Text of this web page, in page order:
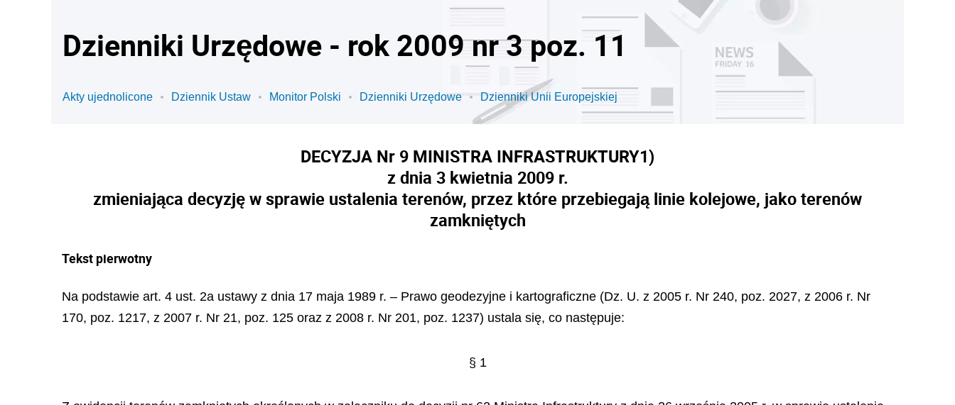
Dzienniki Urzędowe - rok 2009 nr 3 poz. 11
Akty ujednolicone Dziennik Ustaw Monitor Polski Dzienniki Urzędowe Dzienniki Unii Europejskiej
DECYZJA Nr 9 MINISTRA INFRASTRUKTURY1)
z dnia 3 kwietnia 2009 r.
zmieniająca decyzję w sprawie ustalenia terenów, przez które przebiegają linie kolejowe, jako terenów
zamkniętych
Tekst pierwotny
Na podstawie art. 4 ust. 2a ustawy z dnia 17 maja 1989 r. – Prawo geodezyjne i kartograficzne (Dz. U. z 2005 r. Nr 240, poz. 2027, z 2006 r. Nr
170, poz. 1217, z 2007 r. Nr 21, poz. 125 oraz z 2008 r. Nr 201, poz. 1237) ustala się, co następuje:
§ 1